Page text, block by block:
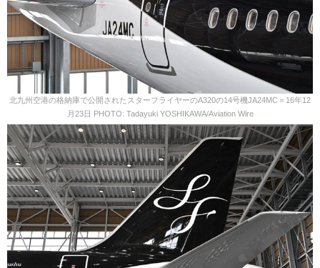
北九州空港の格納庫で公開されたスターフライヤーのA320の14号機JA24MC＝16年12
月23日 PHOTO: Tadayuki YOSHIKAWA/Aviation Wire